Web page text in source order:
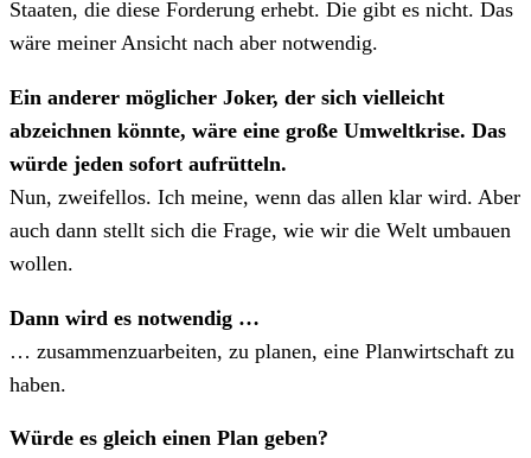
Staaten, die diese Forderung erhebt. Die gibt es nicht. Das
wäre meiner Ansicht nach aber notwendig.
Ein anderer möglicher Joker, der sich vielleicht
abzeichnen könnte, wäre eine große Umweltkrise. Das
würde jeden sofort aufrütteln.
Nun, zweifellos. Ich meine, wenn das allen klar wird. Aber
auch dann stellt sich die Frage, wie wir die Welt umbauen
wollen.
Dann wird es notwendig …
… zusammenzuarbeiten, zu planen, eine Planwirtschaft zu
haben.
Würde es gleich einen Plan geben?